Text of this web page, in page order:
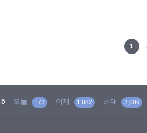
1
5 오늘 173 어제 1,082 최대 3,009